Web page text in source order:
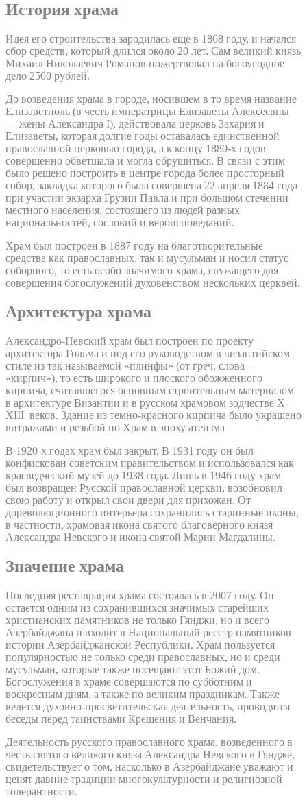
История храма
Идея его строительства зародилась еще в 1868 году, и начался
сбор средств, который длился около 20 лет. Сам великий князь
Михаил Николаевич Романов пожертвовал на богоугодное
дело 2500 рублей.
До возведения храма в городе, носившем в то время название
Елизаветполь (в честь императрицы Елизаветы Алексеевны
— жены Александра I), действовала церковь Захария и
Елизаветы, которая долгие годы оставалась единственной
православной церковью города, а к концу 1880-х годов
совершенно обветшала и могла обрушиться. В связи с этим
было решено построить в центре города более просторный
собор, закладка которого была совершена 22 апреля 1884 года
при участии экзарха Грузии Павла и при большом стечении
местного населения, состоящего из людей разных
национальностей, сословий и вероисповеданий.
Храм был построен в 1887 году на благотворительные
средства как православных, так и мусульман и носил статус
соборного, то есть особо значимого храма, служащего для
совершения богослужений духовенством нескольких церквей.
Архитектура храма
Александро-Невский храм был построен по проекту
архитектора Гольма и под его руководством в византийском
стиле из так называемой «плинфы» (от греч. слова –
«кирпич»), то есть широкого и плоского обожженного
кирпича, считавшегося основным строительным материалом
в архитектуре Византии и в русском храмовом зодчестве X-
XIII веков. Здание из темно-красного кирпича было украшено
витражами и резьбой по Храм в эпоху атеизма
В 1920-х годах храм был закрыт. В 1931 году он был
конфискован советским правительством и использовался как
краеведческий музей до 1938 года. Лишь в 1946 году храм
был возвращен Русской православной церкви, возобновил
свою работу и открыл свои двери для прихожан. От
дореволюционного интерьера сохранились старинные иконы,
в частности, храмовая икона святого благоверного князя
Александра Невского и икона святой Марии Магдалины.
Значение храма
Последняя реставрация храма состоялась в 2007 году. Он
остается одним из сохранившихся значимых старейших
христианских памятников не только Гянджи, но и всего
Азербайджана и входит в Национальный реестр памятников
истории Азербайджанской Республики. Храм пользуется
популярностью не только среди православных, но и среди
мусульман, которые также посещают этот Божий дом.
Богослужения в храме совершаются по субботним и
воскресным дням, а также по великим праздникам. Также
ведется духовно-просветительская деятельность, проводятся
беседы перед таинствами Крещения и Венчания.
Деятельность русского православного храма, возведенного в
честь святого великого князя Александра Невского в Гяндже,
свидетельствует о том, насколько в Азербайджане уважают и
ценят давние традиции многокультурности и религиозной
толерантности.